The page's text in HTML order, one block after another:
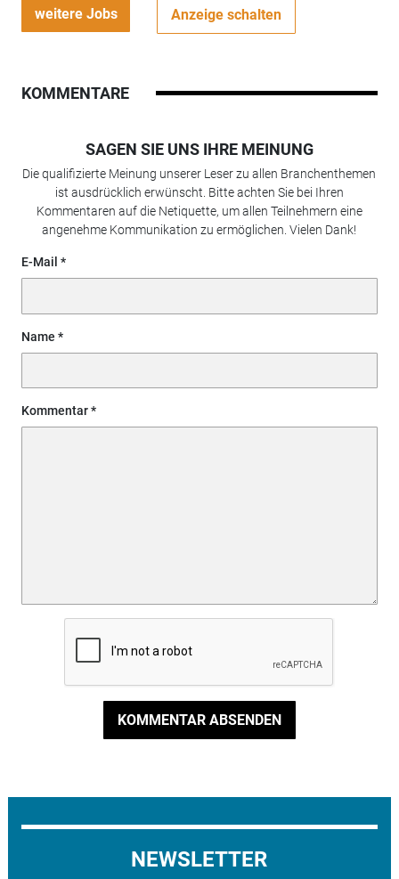
weitere Jobs Anzeige schalten
KOMMENTARE
SAGEN SIE UNS IHRE MEINUNG
Die qualifizierte Meinung unserer Leser zu allen Branchenthemen
ist ausdrücklich erwünscht. Bitte achten Sie bei Ihren
Kommentaren auf die Netiquette, um allen Teilnehmern eine
angenehme Kommunikation zu ermöglichen. Vielen Dank!
E-Mail
Name
Kommentar
KOMMENTAR ABSENDEN
NEWSLETTER